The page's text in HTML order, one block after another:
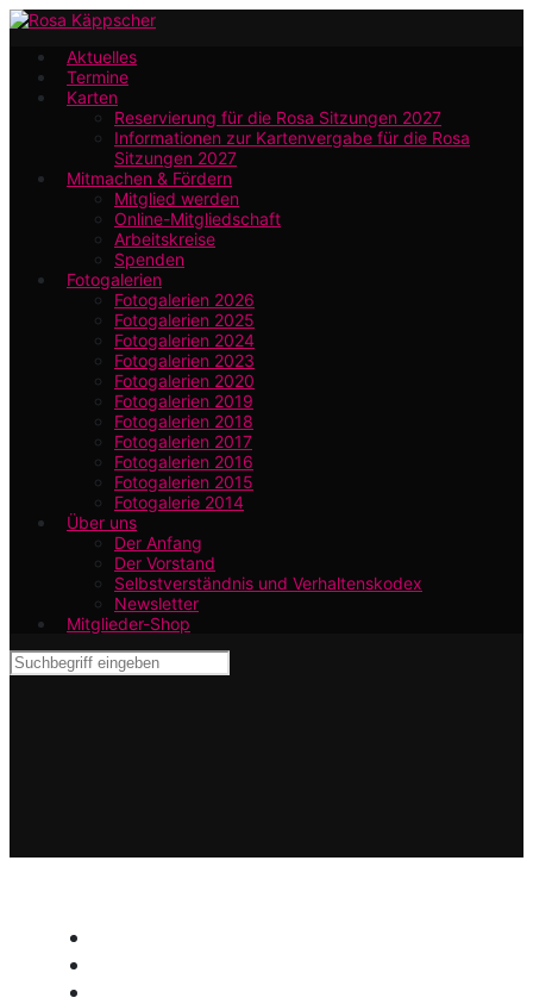
Zum
Hauptinhalt
springen
Aktuelles
Termine
Karten
Reservierung für die Rosa Sitzungen 2027
Informationen zur Kartenvergabe für die Rosa
Sitzungen 2027
Mitmachen & Fördern
Mitglied werden
Online-Mitgliedschaft
Arbeitskreise
Spenden
Fotogalerien
Fotogalerien 2026
Fotogalerien 2025
Fotogalerien 2024
Fotogalerien 2023
Fotogalerien 2020
Fotogalerien 2019
Fotogalerien 2018
Fotogalerien 2017
Fotogalerien 2016
Fotogalerien 2015
Fotogalerie 2014
Über uns
Der Anfang
Der Vorstand
Selbstverständnis und Verhaltenskodex
Newsletter
Mitglieder-Shop